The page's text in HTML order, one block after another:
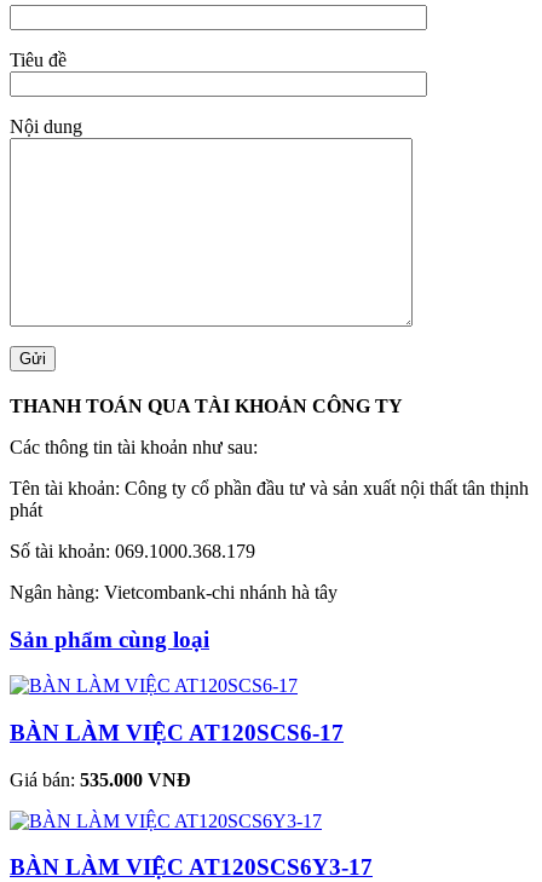
Tiêu đề
Nội dung
THANH TOÁN QUA TÀI KHOẢN CÔNG TY
Các thông tin tài khoản như sau:
Tên tài khoản: Công ty cổ phần đầu tư và sản xuất nội thất tân thịnh
phát
Số tài khoản: 069.1000.368.179
Ngân hàng: Vietcombank-chi nhánh hà tây
Sản phẩm cùng loại
BÀN LÀM VIỆC AT120SCS6-17
Giá bán: 535.000 VNĐ
BÀN LÀM VIỆC AT120SCS6Y3-17